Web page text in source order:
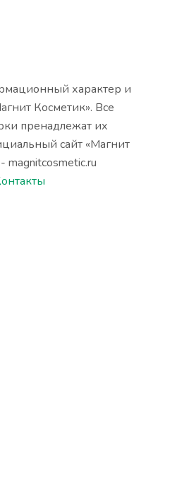
характер и
Косметик». Все
пренадлежат их
сайт «Магнит
magnitcosmetic.ru